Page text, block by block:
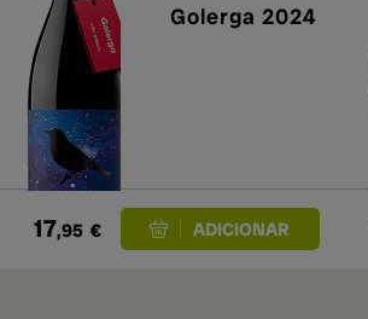
Golerga 2024
17,95 €